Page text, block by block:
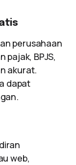
perusahaan
pajak, BPJS,
akurat.
dapat
web,